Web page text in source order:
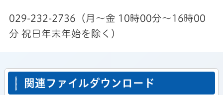
029-232-2736（月～金 10時00分～16時00
分 祝日年末年始を除く）
関連ファイルダウンロード